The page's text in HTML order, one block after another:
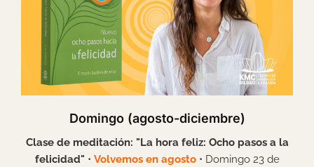
Domingo (agosto-diciembre)
Clase de meditación: "La hora feliz: Ocho pasos a la
felicidad" • Volvemos en agosto• Domingo 23 de